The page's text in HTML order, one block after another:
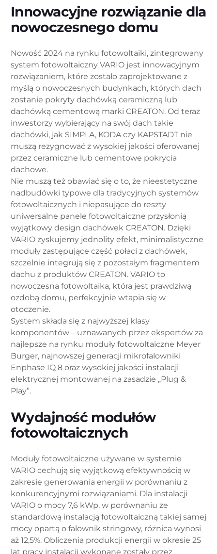
Innowacyjne rozwiązanie dla
nowoczesnego domu
Nowość 2024 na rynku fotowoltaiki, zintegrowany
system fotowoltaiczny VARIO jest innowacyjnym
rozwiązaniem, które zostało zaprojektowane z
myślą o nowoczesnych budynkach, których dach
zostanie pokryty dachówką ceramiczną lub
dachówką cementową marki CREATON. Od teraz
inwestorzy wybierający na swój dach takie
dachówki, jak SIMPLA, KODA czy KAPSTADT nie
muszą rezygnować z wysokiej jakości oferowanej
przez ceramiczne lub cementowe pokrycia
dachowe.
Nie muszą też obawiać się o to, że nieestetyczne
nadbudówki typowe dla tradycyjnych systemów
fotowoltaicznych i niepasujące do reszty
uniwersalne panele fotowoltaiczne przysłonią
wyjątkowy design dachówek CREATON. Dzięki
VARIO zyskujemy jednolity efekt, minimalistyczne
moduły zastępujące część połaci z dachówek,
szczelnie integrują się z pozostałym fragmentem
dachu z produktów CREATON. VARIO to
nowoczesna fotowoltaika, która jest prawdziwą
ozdobą domu, perfekcyjnie wtapia się w
otoczenie.
System składa się z najwyższej klasy
komponentów – uznawanych przez ekspertów za
najlepsze na rynku moduły fotowoltaiczne Meyer
Burger, najnowszej generacji mikrofalowniki
Enphase IQ 8 oraz wysokiej jakości instalacji
elektrycznej montowanej na zasadzie „Plug &
Play”.
Wydajność modułów
fotowoltaicznych
Moduły fotowoltaiczne używane w systemie
VARIO cechują się wyjątkową efektywnością w
zakresie generowania energii w porównaniu z
konkurencyjnymi rozwiązaniami. Dla instalacji
VARIO o mocy 7,6 kWp, w porównaniu ze
standardową instalacją fotowoltaiczną takiej samej
mocy opartą o falownik stringowy, różnica wynosi
aż 12,5%. Obliczenia produkcji energii w okresie 25
lat pracy instalacji wykonane zostały przez